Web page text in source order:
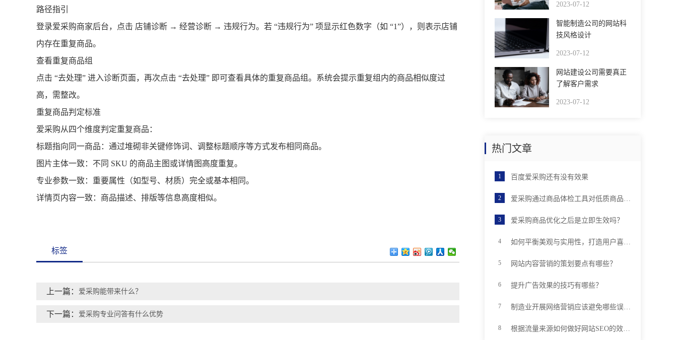
路径指引
登录爱采购商家后台，点击 店铺诊断 → 经营诊断 → 违规行为。若 “违规行为” 项显示红色数字（如 “1”），则表示店铺
内存在重复商品。
查看重复商品组
点击 “去处理” 进入诊断页面，再次点击 “去处理” 即可查看具体的重复商品组。系统会提示重复组内的商品相似度过
高，需整改。
重复商品判定标准
爱采购从四个维度判定重复商品：
标题指向同一商品：通过堆砌非关键修饰词、调整标题顺序等方式发布相同商品。
图片主体一致：不同 SKU 的商品主图或详情图高度重复。
专业参数一致：重要属性（如型号、材质）完全或基本相同。
详情页内容一致：商品描述、排版等信息高度相似。
标签
上一篇： 爱采购能带来什么？
下一篇： 爱采购专业问答有什么优势
2023-07-12
智能制造公司的网站科
技风格设计
2023-07-12
网站建设公司需要真正
了解客户需求
2023-07-12
热门文章
百度爱采购还有没有效果
爱采购通过商品体检工具对低质商品进行优化后，店铺分会有提升吗？
爱采购商品优化之后是立即生效吗？
如何平衡美观与实用性，打造用户喜欢的优质网站
网站内容营销的策划要点有哪些？
提升广告效果的技巧有哪些？
制造业开展网络营销应该避免哪些误区？
根据流量来源如何做好网站SEO的效果分析？